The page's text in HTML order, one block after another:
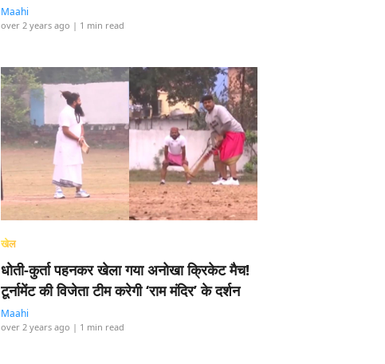
Maahi
over 2 years ago | 1 min read
खेल
धोती-कुर्ता पहनकर खेला गया अनोखा क्रिकेट मैच!
टूर्नामेंट की विजेता टीम करेगी ‘राम मंदिर’ के दर्शन
Maahi
over 2 years ago | 1 min read